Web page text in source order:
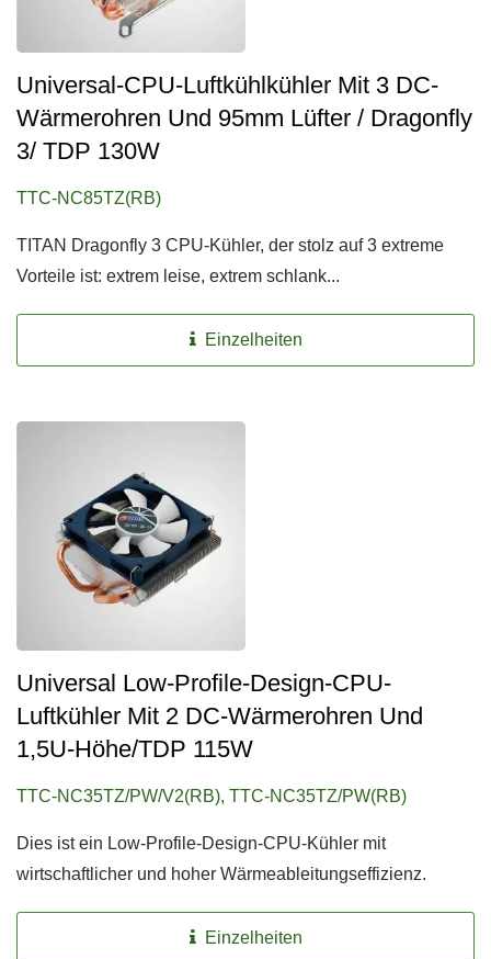
Universal-CPU-Luftkühlkühler Mit 3 DC-
Wärmerohren Und 95mm Lüfter / Dragonfly
3/ TDP 130W
TTC-NC85TZ(RB)
TITAN Dragonfly 3 CPU-Kühler, der stolz auf 3 extreme
Vorteile ist: extrem leise, extrem schlank...
Einzelheiten
Universal Low-Profile-Design-CPU-
Luftkühler Mit 2 DC-Wärmerohren Und
1,5U-Höhe/TDP 115W
TTC-NC35TZ/PW/V2(RB), TTC-NC35TZ/PW(RB)
Dies ist ein Low-Profile-Design-CPU-Kühler mit
wirtschaftlicher und hoher Wärmeableitungseffizienz.
Einzelheiten